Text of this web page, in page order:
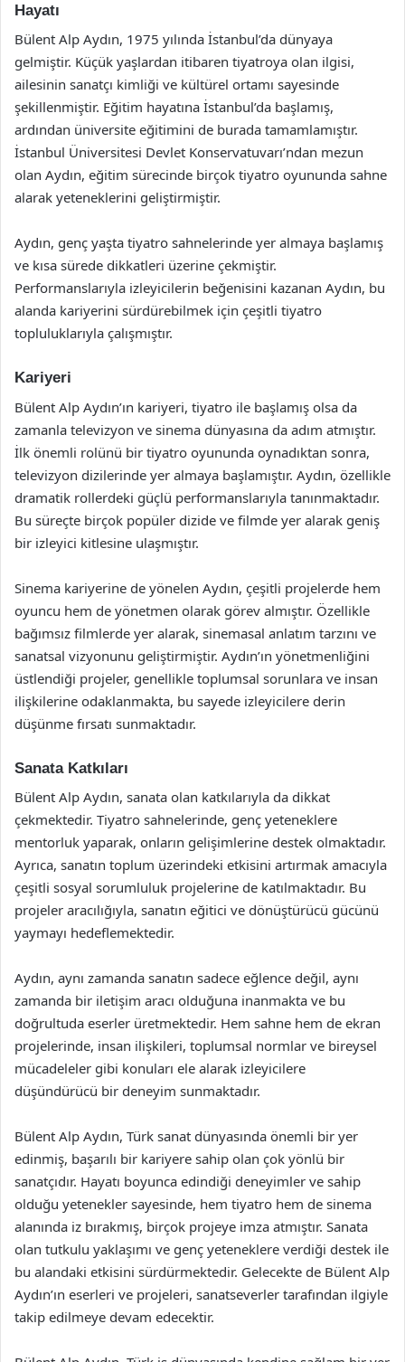
Hayatı
Bülent Alp Aydın, 1975 yılında İstanbul’da dünyaya
gelmiştir. Küçük yaşlardan itibaren tiyatroya olan ilgisi,
ailesinin sanatçı kimliği ve kültürel ortamı sayesinde
şekillenmiştir. Eğitim hayatına İstanbul’da başlamış,
ardından üniversite eğitimini de burada tamamlamıştır.
İstanbul Üniversitesi Devlet Konservatuvarı’ndan mezun
olan Aydın, eğitim sürecinde birçok tiyatro oyununda sahne
alarak yeteneklerini geliştirmiştir.
Aydın, genç yaşta tiyatro sahnelerinde yer almaya başlamış
ve kısa sürede dikkatleri üzerine çekmiştir.
Performanslarıyla izleyicilerin beğenisini kazanan Aydın, bu
alanda kariyerini sürdürebilmek için çeşitli tiyatro
topluluklarıyla çalışmıştır.
Kariyeri
Bülent Alp Aydın’ın kariyeri, tiyatro ile başlamış olsa da
zamanla televizyon ve sinema dünyasına da adım atmıştır.
İlk önemli rolünü bir tiyatro oyununda oynadıktan sonra,
televizyon dizilerinde yer almaya başlamıştır. Aydın, özellikle
dramatik rollerdeki güçlü performanslarıyla tanınmaktadır.
Bu süreçte birçok popüler dizide ve filmde yer alarak geniş
bir izleyici kitlesine ulaşmıştır.
Sinema kariyerine de yönelen Aydın, çeşitli projelerde hem
oyuncu hem de yönetmen olarak görev almıştır. Özellikle
bağımsız filmlerde yer alarak, sinemasal anlatım tarzını ve
sanatsal vizyonunu geliştirmiştir. Aydın’ın yönetmenliğini
üstlendiği projeler, genellikle toplumsal sorunlara ve insan
ilişkilerine odaklanmakta, bu sayede izleyicilere derin
düşünme fırsatı sunmaktadır.
Sanata Katkıları
Bülent Alp Aydın, sanata olan katkılarıyla da dikkat
çekmektedir. Tiyatro sahnelerinde, genç yeteneklere
mentorluk yaparak, onların gelişimlerine destek olmaktadır.
Ayrıca, sanatın toplum üzerindeki etkisini artırmak amacıyla
çeşitli sosyal sorumluluk projelerine de katılmaktadır. Bu
projeler aracılığıyla, sanatın eğitici ve dönüştürücü gücünü
yaymayı hedeflemektedir.
Aydın, aynı zamanda sanatın sadece eğlence değil, aynı
zamanda bir iletişim aracı olduğuna inanmakta ve bu
doğrultuda eserler üretmektedir. Hem sahne hem de ekran
projelerinde, insan ilişkileri, toplumsal normlar ve bireysel
mücadeleler gibi konuları ele alarak izleyicilere
düşündürücü bir deneyim sunmaktadır.
Bülent Alp Aydın, Türk sanat dünyasında önemli bir yer
edinmiş, başarılı bir kariyere sahip olan çok yönlü bir
sanatçıdır. Hayatı boyunca edindiği deneyimler ve sahip
olduğu yetenekler sayesinde, hem tiyatro hem de sinema
alanında iz bırakmış, birçok projeye imza atmıştır. Sanata
olan tutkulu yaklaşımı ve genç yeteneklere verdiği destek ile
bu alandaki etkisini sürdürmektedir. Gelecekte de Bülent Alp
Aydın’ın eserleri ve projeleri, sanatseverler tarafından ilgiyle
takip edilmeye devam edecektir.